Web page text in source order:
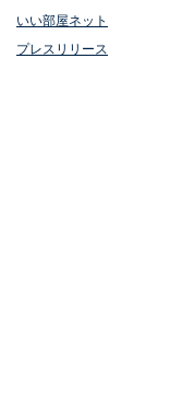
いい部屋ネット
プレスリリース